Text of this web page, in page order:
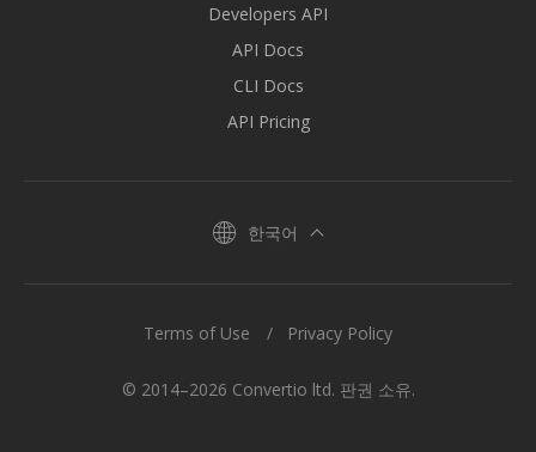
Developers API
API Docs
CLI Docs
API Pricing
한국어
© 2014–2026 Convertio ltd. 판권 소유.
Terms of Use Privacy Policy